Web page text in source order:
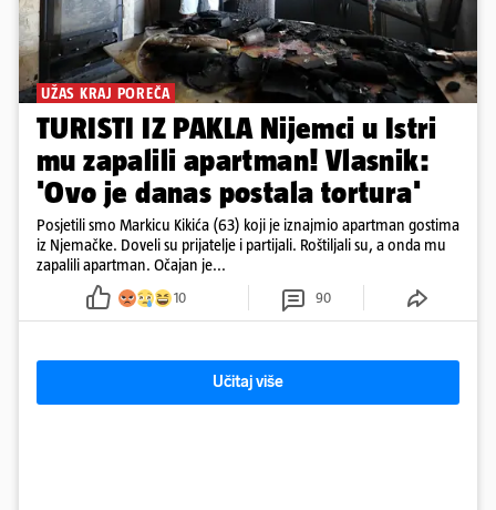
UŽAS KRAJ POREČA
TURISTI IZ PAKLA Nijemci u Istri
mu zapalili apartman! Vlasnik:
'Ovo je danas postala tortura'
Posjetili smo Markicu Kikića (63) koji je iznajmio apartman gostima
iz Njemačke. Doveli su prijatelje i partijali. Roštiljali su, a onda mu
zapalili apartman. Očajan je...
10 90
Učitaj više